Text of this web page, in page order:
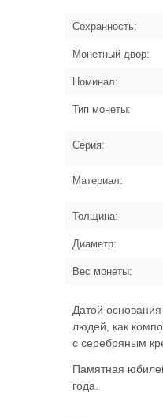
Сохранность:
Монетный двор:
Номинал:
Тип монеты:
Серия:
Материал:
Толщина:
Диаметр:
Вес монеты:
Датой
людей, как
с серебряным
Памятная
года.